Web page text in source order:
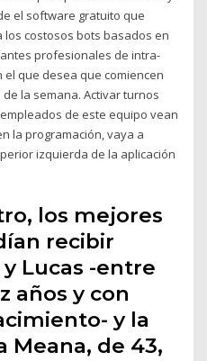
el software gratuito que
costosos bots basados en
profesionales de intra-
el que desea que comiencen
la semana. Activar turnos
de este equipo vean
la programación, vaya a
izquierda de la aplicación
los mejores
recibir
y Lucas -entre
años y con
y la
Meana, de 43,